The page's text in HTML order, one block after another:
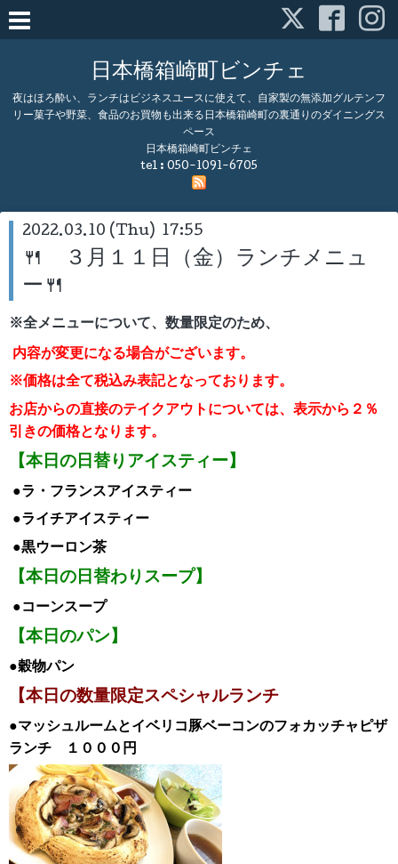
日本橋箱崎町ビンチェ
夜はほろ酔い、ランチはビジネスユースに使えて、自家製の無添加グルテンフ
リー菓子や野菜、食品のお買物も出来る日本橋箱崎町の裏通りのダイニングス
ペース
日本橋箱崎町ビンチェ
tel : 050-1091-6705
2022.03.10 (Thu) 17:55
🍴 ３月１１日（金）ランチメニュ
ー🍴
※全メニューについて、数量限定のため、
内容が変更になる場合がございます。
※価格は全て税込み表記となっております。
お店からの直接のテイクアウトについては、表示から２％
引きの価格となります。
【本日の日替りアイスティー】
●ラ・フランスアイスティー
●ライチアイスティー
●黒ウーロン茶
【本日の日替わりスープ】
●コーンスープ
【本日のパン】
●穀物パン
【本日の数量限定スペシャルランチ
●マッシュルームとイベリコ豚ベーコンのフォカッチャピザ
ランチ １０００ 円